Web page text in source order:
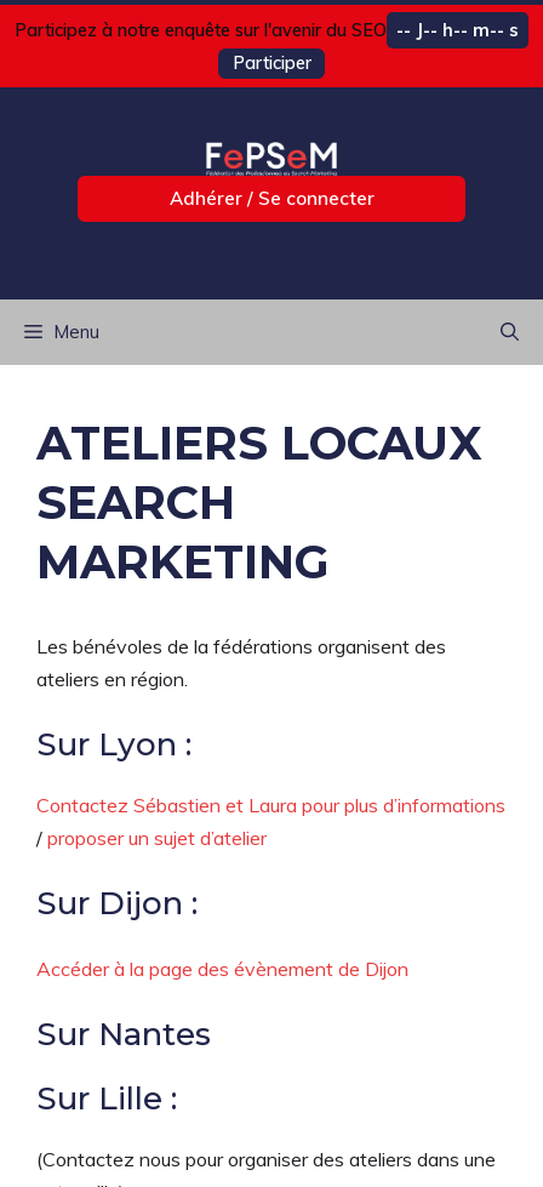
Participez à notre enquête sur l'avenir du SEO -- J-- h-- m-- s
Participer
Adhérer / Se connecter
Menu
ATELIERS LOCAUX
SEARCH
MARKETING
Les bénévoles de la fédérations organisent des
ateliers en région.
Sur Lyon :
Contactez Sébastien et Laura pour plus d’informations
/ proposer un sujet d’atelier
Sur Dijon :
Accéder à la page des évènement de Dijon
Sur Nantes
Sur Lille :
(Contactez nous pour organiser des ateliers dans une